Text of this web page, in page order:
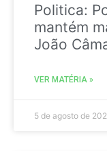
Politica:
mantém
João
VER MATÉRIA »
5 de agosto de